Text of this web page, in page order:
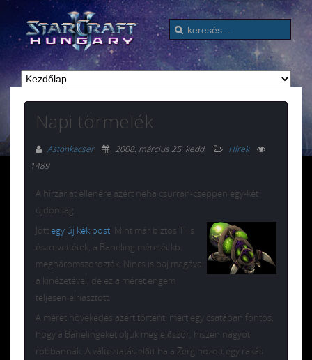
Napi törmelék
Astonkacser 2008. március 25. kedd.
Hírek
1489
A hírzárlat ellenére azért néha csurran-cseppen egy-két
újdonság.
Jöttegy új kék post. Mint már biztos Ti is
észrevettétek, a Baneling méretét kb.
megháromszorozták. Nincs is baj magával
a kinézetével, de ez a méret engem
teljesen elriasztott.
A méret növekedés azért történt, mert egy csatában fontos,
hogy a Banelingeket öljük meg először, hiszen nagyot
robbannak. A változtatás előtt ha a Zerg hozott egy rakás